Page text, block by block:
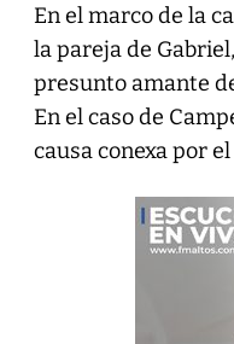
En el marco de la
la pareja de
presunto amante
En el caso de
causa conexa por